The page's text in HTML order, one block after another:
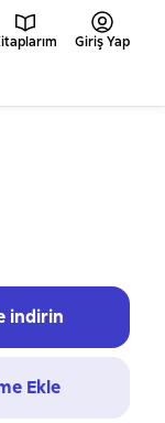
Giriş Yap
indirin
Ekle